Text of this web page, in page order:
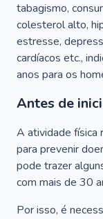
tabagismo,
colesterol alto,
estresse,
cardíacos etc.,
anos para os
Antes de
A atividade física
para prevenir
pode trazer
com mais de 30
Por isso, é